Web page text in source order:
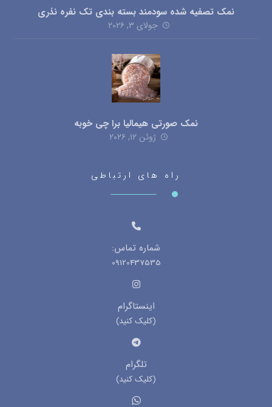
نمک تصفیه شده سودمند بسته بندی تک نفره نذری
جولای ۳, ۲۰۲۶
نمک صورتی هیمالیا برا چی خوبه
ژوئن ۱۲, ۲۰۲۶
راه های ارتباطی
شماره تماس:
09120437535
اینستاگرام
(کلیک کنید)
تلگرام
(کلیک کنید)